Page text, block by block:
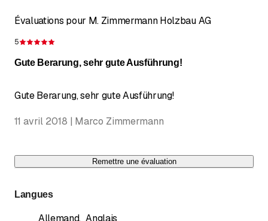
Évaluations pour M. Zimmermann Holzbau AG
5
Gute Berarung, sehr gute Ausführung!
Gute Berarung, sehr gute Ausführung!
11 avril 2018 | Marco Zimmermann
Remettre une évaluation
Langues
Allemand, Anglais